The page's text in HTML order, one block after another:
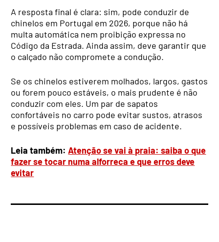
A resposta final é clara: sim, pode conduzir de
chinelos em Portugal em 2026, porque não há
multa automática nem proibição expressa no
Código da Estrada. Ainda assim, deve garantir que
o calçado não compromete a condução.
Se os chinelos estiverem molhados, largos, gastos
ou forem pouco estáveis, o mais prudente é não
conduzir com eles. Um par de sapatos
confortáveis no carro pode evitar sustos, atrasos
e possíveis problemas em caso de acidente.
Leia também:Atenção se vai à praia: saiba o que
fazer se tocar numa alforreca e que erros deve
evitar